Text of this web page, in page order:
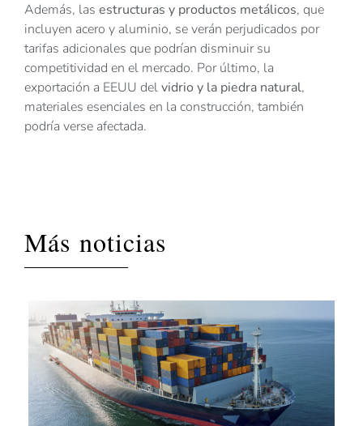
Además, las estructuras y productos metálicos, que
incluyen acero y aluminio, se verán perjudicados por
tarifas adicionales que podrían disminuir su
competitividad en el mercado. Por último, la
exportación a EEUU delvidrio y la piedra natural,
materiales esenciales en la construcción, también
podría verse afectada.
Más noticias